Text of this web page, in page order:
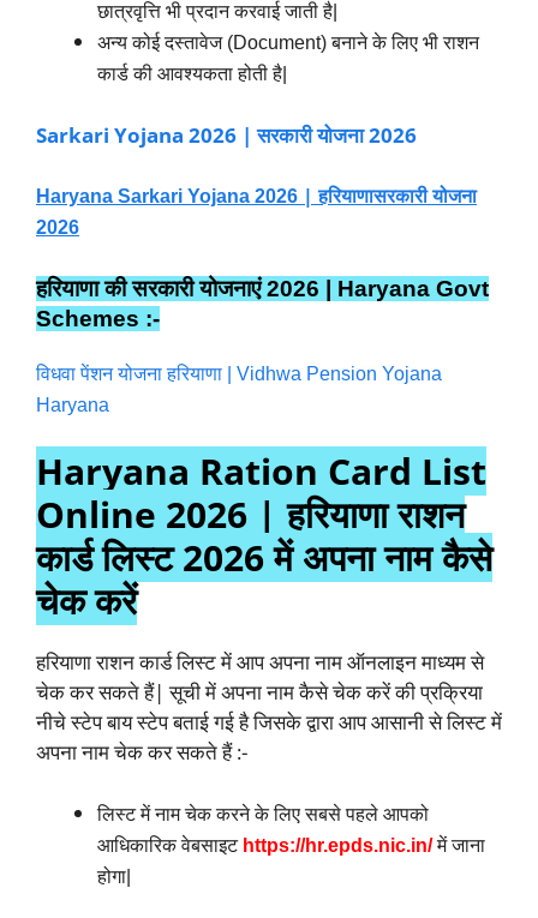
छात्रवृत्ति भी प्रदान करवाई जाती है|
अन्य कोई दस्तावेज (Document) बनाने के लिए भी राशन
कार्ड की आवश्यकता होती है|
Sarkari Yojana 2026 | सरकारी योजना 2026
Haryana Sarkari Yojana 2026 | हरियाणासरकारी योजना
2026
हरियाणा कीसरकारीयोजनाएं 2026 | Haryana Govt
Schemes :-
विधवा पेंशन योजना हरियाणा | Vidhwa Pension Yojana
Haryana
Haryana Ration Card List
Online 2026 | हरियाणा राशन
कार्ड लिस्ट 2026 में अपना नाम कैसे
चेक करें
हरियाणा राशन कार्ड लिस्ट में आप अपना नाम ऑनलाइन माध्यम से
चेक कर सकते हैं| सूची में अपना नाम कैसे चेक करें की प्रक्रिया
नीचे स्टेप बाय स्टेप बताई गई है जिसके द्वारा आप आसानी से लिस्ट में
अपना नाम चेक कर सकते हैं :-
लिस्ट में नाम चेक करने के लिए सबसे पहले आपको
आधिकारिक वेबसाइट https://hr.epds.nic.in/में जाना
होगा|